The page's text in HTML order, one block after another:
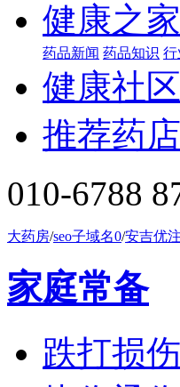
健康之家
药品新闻 药品知识 行
健康社区
推荐药店
010-6788
大药房/seo子域名0/安吉优
家庭常备
跌打损伤